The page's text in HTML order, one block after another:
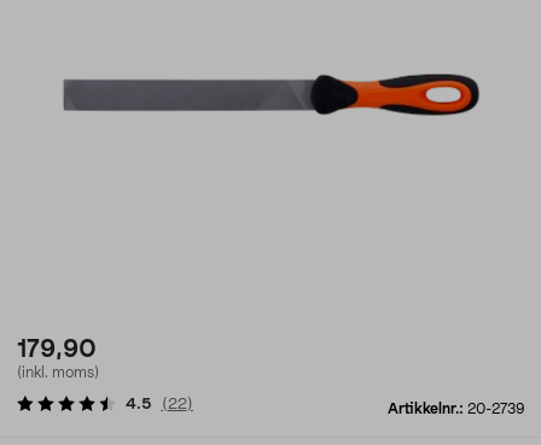
179,90
(inkl. moms)
Artikkelnr.: 20-2739
4.5 ( 22)